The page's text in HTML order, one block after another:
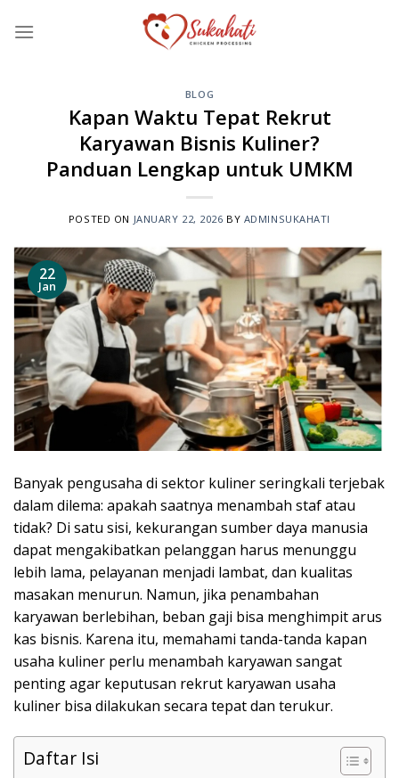
BLOG
Kapan Waktu Tepat Rekrut
Karyawan Bisnis Kuliner?
Panduan Lengkap untuk UMKM
POSTED ON JANUARY 22, 2026 BY ADMINSUKAHATI
22
Jan
Banyak pengusaha di sektor kuliner seringkali terjebak
dalam dilema: apakah saatnya menambah staf atau
tidak? Di satu sisi, kekurangan sumber daya manusia
dapat mengakibatkan pelanggan harus menunggu
lebih lama, pelayanan menjadi lambat, dan kualitas
masakan menurun. Namun, jika penambahan
karyawan berlebihan, beban gaji bisa menghimpit arus
kas bisnis. Karena itu, memahami tanda-tanda kapan
usaha kuliner perlu menambah karyawan sangat
penting agar keputusan rekrut karyawan usaha
kuliner bisa dilakukan secara tepat dan terukur.
Daftar Isi